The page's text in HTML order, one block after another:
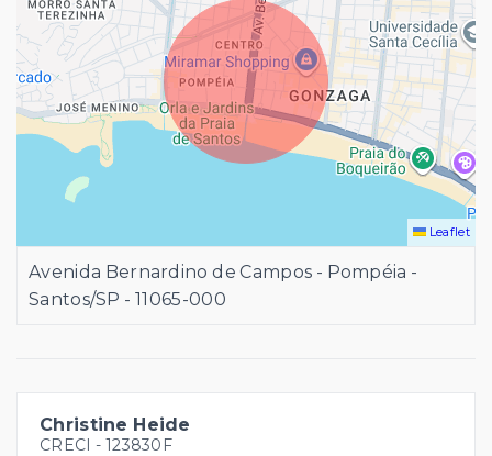
Christine Heide
CRECI - 123830F
Leaflet
Avenida Bernardino de Campos - Pompéia -
Santos/SP - 11065-000